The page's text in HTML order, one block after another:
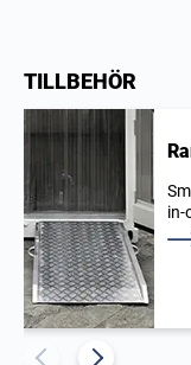
TILLBEHÖR
in-